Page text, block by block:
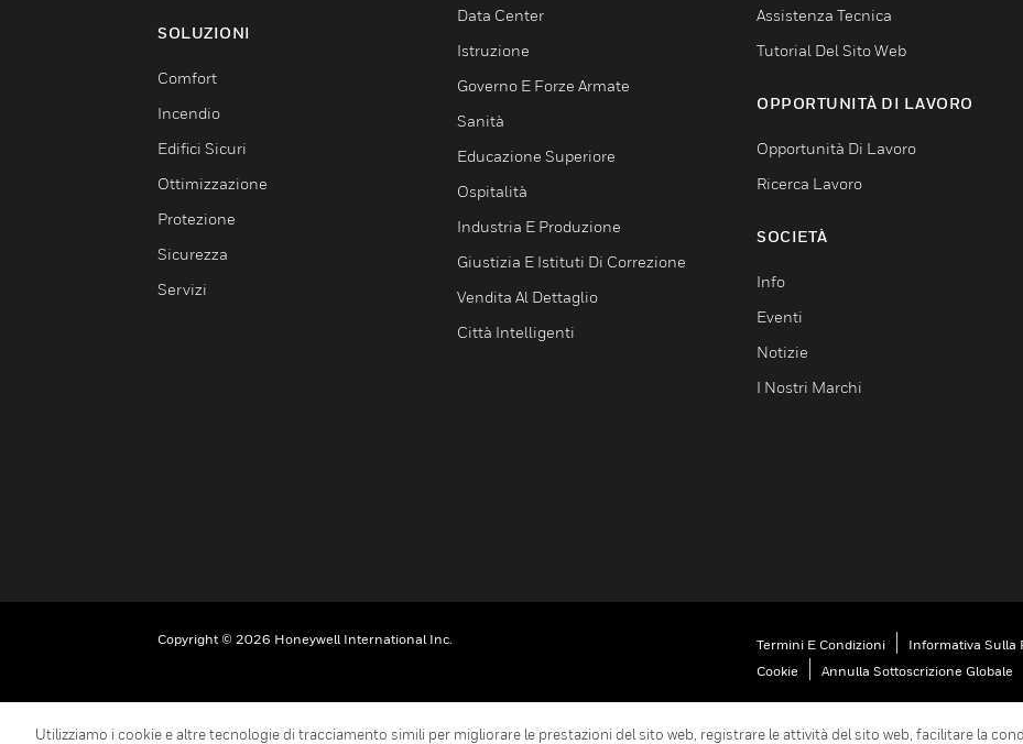
SOLUZIONI
Comfort
Incendio
Edifici Sicuri
Ottimizzazione
Protezione
Sicurezza
Servizi
Data Center
Istruzione
Governo E Forze Armate
Sanità
Educazione Superiore
Ospitalità
Industria E Produzione
Giustizia E Istituti Di Correzione
Vendita Al Dettaglio
Città Intelligenti
Assistenza Tecnica
Tutorial Del Sito Web
OPPORTUNITÀ DI LAVORO
Opportunità Di Lavoro
Ricerca Lavoro
SOCIETÀ
Info
Eventi
Notizie
I Nostri Marchi
Copyright © 2026 Honeywell International Inc. Termini E Condizioni Informativa Sulla
Cookie
Annulla Sottoscrizione Globale
Utilizziamo i cookie e altre tecnologie di tracciamento simili per migliorare le prestazioni del sito web, registrare le attività del sito web, facilitare la